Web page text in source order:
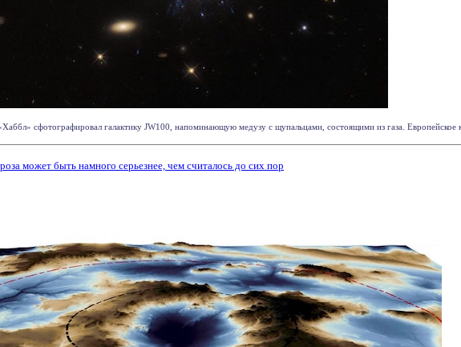
сфотографировал галактику JW100, напоминающую медузу с щупальцами, состоящими из газа. Европейское
может быть намного серьезнее, чем считалось до сих пор